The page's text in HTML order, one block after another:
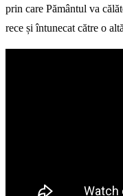
prin care Pământul va
rece și întunecat către o